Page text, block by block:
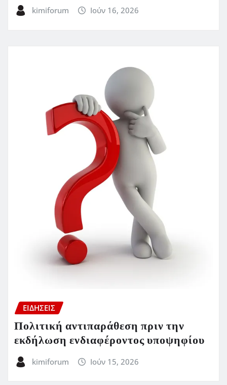
kimiforum Ιούν 16, 2026
ΕΙΔΗΣΕΙΣ
Πολιτική αντιπαράθεση πριν την
εκδήλωση ενδιαφέροντος υποψηφίου
kimiforum Ιούν 15, 2026